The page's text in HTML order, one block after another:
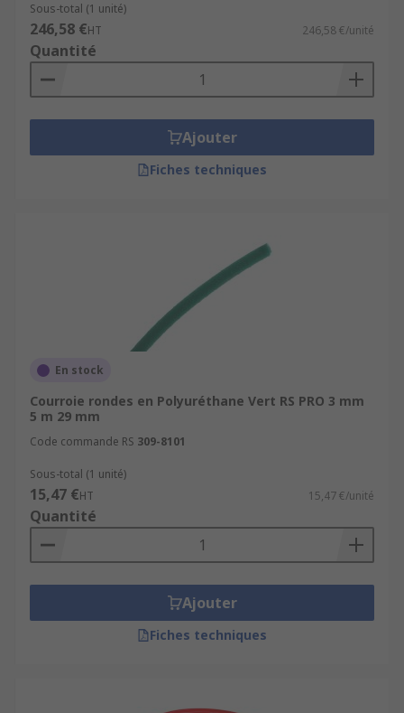
Sous-total (1 unité)
246,58 €HT 246,58 €/unité
Quantité
Ajouter
Fiches techniques
En stock
Courroie rondes en Polyuréthane Vert RS PRO 3 mm
5 m 29 mm
Code commande RS 309-8101
Sous-total (1 unité)
15,47 €HT 15,47 €/unité
Quantité
Ajouter
Fiches techniques